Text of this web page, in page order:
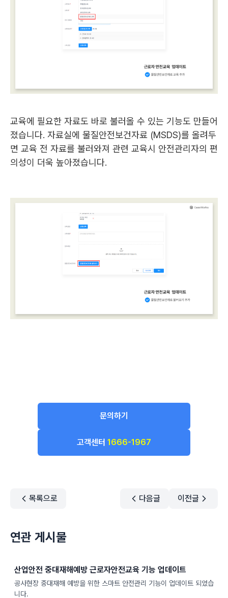
교육에 필요한 자료도 바로 불러올 수 있는 기능도 만들어
졌습니다. 자료실에 물질안전보건자료 (MSDS)를 올려두
면 교육 전 자료를 불러와져 관련 교육시 안전관리자의 편
의성이 더욱 높아졌습니다.
문의하기
고객센터 1666-1967
목록으로 다음글 이전글
연관 게시물
산업안전 중대재해예방 근로자안전교육 기능 업데이트
공사현장 중대재해 예방을 위한 스마트 안전관리 기능이 업데이트 되었습
니다.